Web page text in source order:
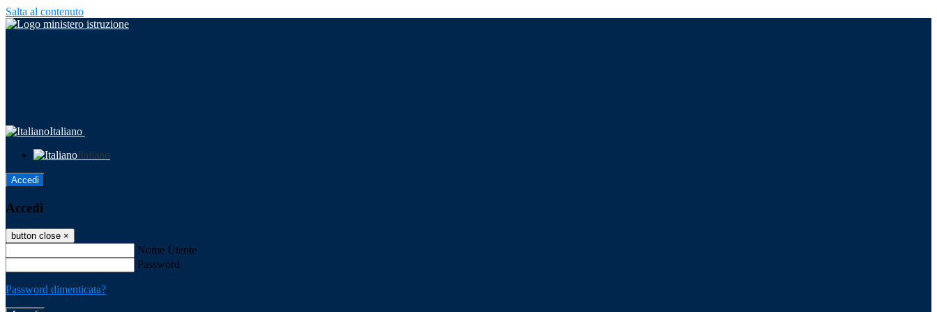
Salta al contenuto
Italiano
Italiano
Accedi
Accedi
button close ×
Nome Utente
Password
Password dimenticata?